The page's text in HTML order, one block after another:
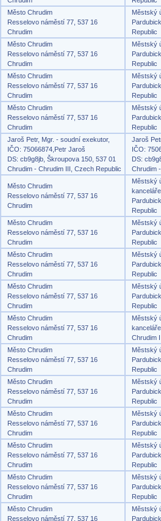
Město Chrudim
Resselovo náměstí 77, 537 16
Chrudim
Městský
Republic
Město Chrudim
Resselovo náměstí 77, 537 16
Chrudim
Městský
Republic
Město Chrudim
Resselovo náměstí 77, 537 16
Chrudim
Městský
Republic
Město Chrudim
Resselovo náměstí 77, 537 16
Chrudim
Městský
Republic
Jaroš Petr, Mgr. - soudní exekutor,
IČO: 75066874,Petr Jaroš
DS: cb9g8jb, Škroupova 150, 537 01
Chrudim - Chrudim III, Czech Republic
Jaroš
IČO:
DS:
Chrudim
Město Chrudim
Resselovo náměstí 77, 537 16
Chrudim
Městský
Republic
Město Chrudim
Resselovo náměstí 77, 537 16
Chrudim
Městský
Republic
Město Chrudim
Resselovo náměstí 77, 537 16
Chrudim
Městský
Republic
Město Chrudim
Resselovo náměstí 77, 537 16
Chrudim
Městský
Republic
Město Chrudim
Resselovo náměstí 77, 537 16
Chrudim
Městský
Chrudim
Město Chrudim
Resselovo náměstí 77, 537 16
Chrudim
Městský
Republic
Město Chrudim
Resselovo náměstí 77, 537 16
Chrudim
Městský
Republic
Město Chrudim
Resselovo náměstí 77, 537 16
Chrudim
Městský
Republic
Město Chrudim
Resselovo náměstí 77, 537 16
Chrudim
Městský
Republic
Město Chrudim
Resselovo náměstí 77, 537 16
Chrudim
Městský
Republic
Město Chrudim
Resselovo náměstí 77, 537 16
Městský